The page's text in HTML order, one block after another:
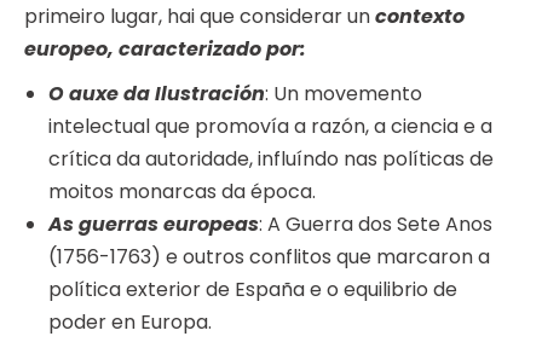
primeiro lugar, hai que considerar uncontexto
europeo, caracterizado por:
O auxe da Ilustración: Un movemento
intelectual que promovía a razón, a ciencia e a
crítica da autoridade, influíndo nas políticas de
moitos monarcas da época.
As guerras europeas: A Guerra dos Sete Anos
(1756-1763) e outros conflitos que marcaron a
política exterior de España e o equilibrio de
poder en Europa.